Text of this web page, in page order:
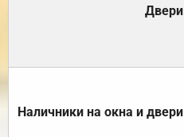
Двери
Наличники на окна и двери